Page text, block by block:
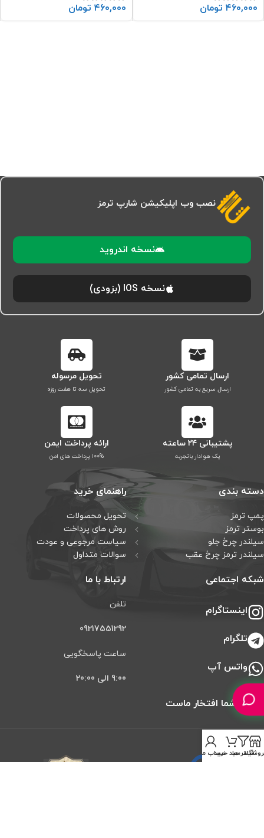
۴۶۰,۰۰۰ تومان ۴۶۰,۰۰۰ تومان
نصب وب اپلیکیشن شارپ ترمز
نسخه اندروید
نسخه IOS (بزودی)
ارسال تمامی کشور
ارسال سریع به تمامی کشور
تحویل مرسوله
تحویل سه تا هفت روزه
پشتیبانی ۲۴ ساعته
یک هوادار باتجربه
ارائه پرداخت ایمن
۱۰۰% پرداخت های امن
دسته بندی
پمپ ترمز
بوستر ترمز
سیلندر چرخ جلو
سیلندر ترمز چرخ عقب
راهنمای خرید
تحویل محصولات
روش های پرداخت
سیاست مرجوعی و عودت
سوالات متداول
شبکه اجتماعی
اینستاگرام
تلگرام
واتس آپ
ارتباط با ما
تلفن
09217551292
ساعت پاسخگویی
9:00 الی 20:00
اعتماد شما افتخار ماست
فیلتر هاسبد خریدحساب من